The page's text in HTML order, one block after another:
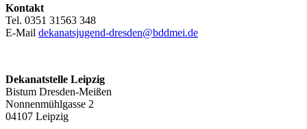
Kontakt
Tel. 0351 31563 348
E-Mail dekanatsjugend-dresden@bddmei.de
Dekanatstelle Leipzig
Bistum Dresden-Meißen
Nonnenmühlgasse 2
04107 Leipzig